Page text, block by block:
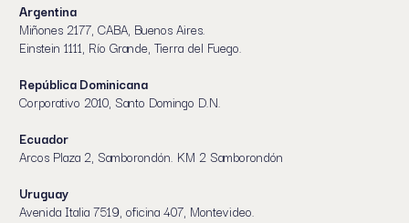
Argentina
Miñones 2177, CABA, Buenos Aires.
Einstein 1111, Río Grande, Tierra del Fuego.
República Dominicana
Corporativo 2010, Santo Domingo D.N.
Ecuador
Arcos Plaza 2, Samborondón. KM 2 Samborondón
Uruguay
Avenida Italia 7519, oficina 407, Montevideo.